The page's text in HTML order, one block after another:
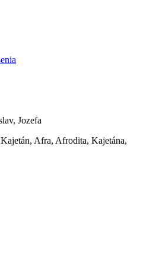
Jozefa
Afra, Afrodita, Kajetána,